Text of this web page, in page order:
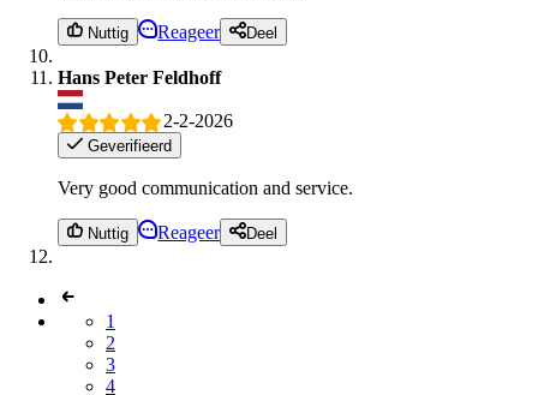
Nuttig Reageer Deel
Hans Peter Feldhoff
2-2-2026
Geverifieerd
Very good communication and service.
Nuttig Reageer Deel
1
2
3
4